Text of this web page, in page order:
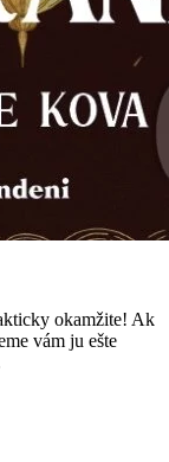
okamžite! Ak
vám ju ešte